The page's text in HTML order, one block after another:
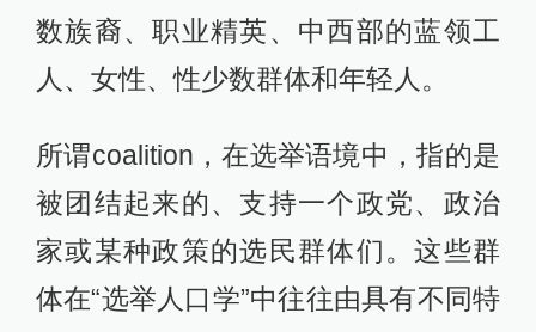
数族裔、职业精英、中西部的蓝领工
人、女性、性少数群体和年轻人。
所谓coalition，在选举语境中，指的是
被团结起来的、支持一个政党、政治
家或某种政策的选民群体们。这些群
体在“选举人口学”中往往由具有不同特